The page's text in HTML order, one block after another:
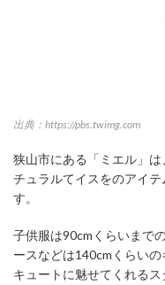
出典：https://pbs.twimg.com
狭山市にある「ミエル」
チュラルてイスをのアイ
す。
子供服は90cmくらいまで
ースなどは140cmくらい
キュートに魅せてくれる